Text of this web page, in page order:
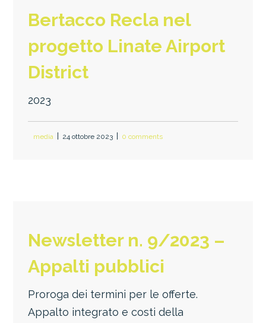
Bertacco Recla nel
progetto Linate Airport
District
2023
media 24 ottobre 2023 0 comments
Newsletter n. 9/2023 –
Appalti pubblici
Proroga dei termini per le offerte.
Appalto integrato e costi della